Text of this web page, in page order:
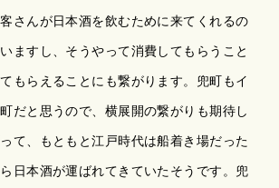
さんが日本酒を飲むために来てくれるの
ますし、そうやって消費してもらうこと
もらえることにも繋がります。兜町もイ
だと思うので、横展開の繋がりも期待し
て、もともと江戸時代は船着き場だった
日本酒が運ばれてきていたそうです。兜